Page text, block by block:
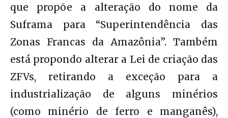
que propõe a alteração do nome da
Suframa para “Superintendência das
Zonas Francas da Amazônia”. Também
está propondo alterar a Lei de criação das
ZFVs, retirando a exceção para a
industrialização de alguns minérios
(como minério de ferro e manganês),